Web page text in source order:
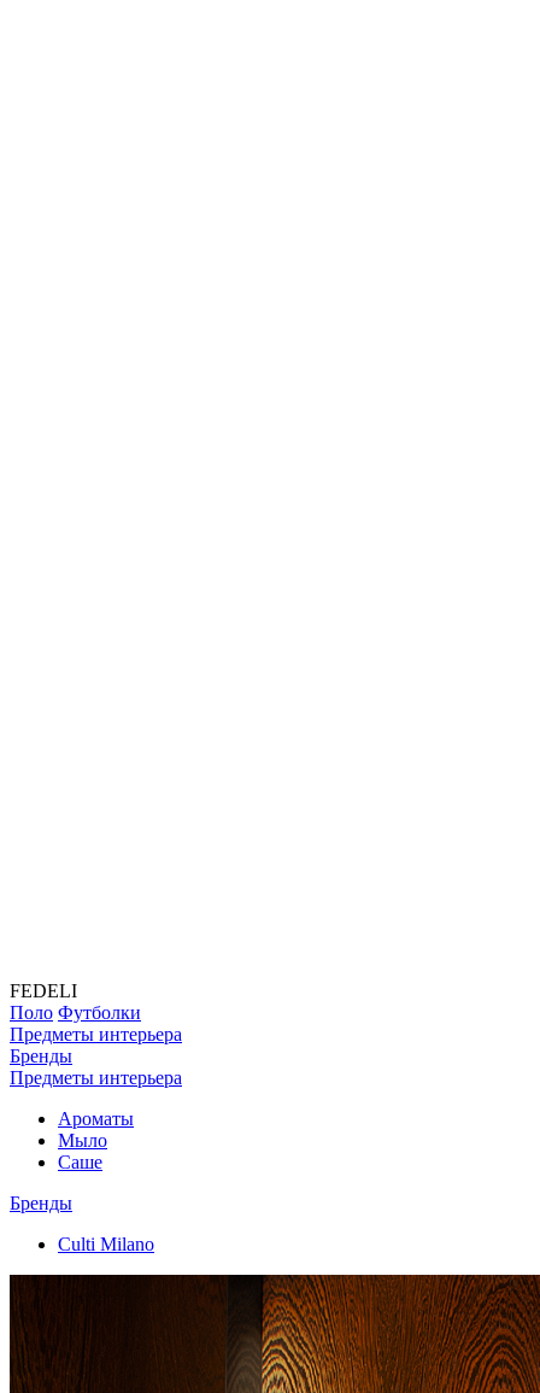
FEDELI
Поло Футболки
Предметы интерьера
Бренды
Предметы интерьера
Ароматы
Мыло
Саше
Бренды
Culti Milano